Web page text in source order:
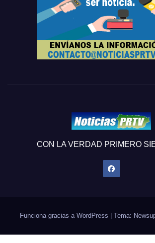
CON LA VERDAD PRIMERO
Funciona gracias a WordPress Tema: